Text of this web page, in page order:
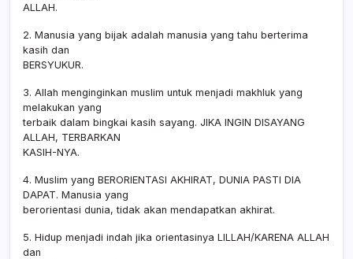
ALLAH.
2. Manusia yang bijak adalah manusia yang tahu berterima
kasih dan
BERSYUKUR.
3. Allah menginginkan muslim untuk menjadi makhluk yang
melakukan yang
terbaik dalam bingkai kasih sayang. JIKA INGIN DISAYANG
ALLAH, TERBARKAN
KASIH-NYA.
4. Muslim yang BERORIENTASI AKHIRAT, DUNIA PASTI DIA
DAPAT. Manusia yang
berorientasi dunia, tidak akan mendapatkan akhirat.
5. Hidup menjadi indah jika orientasinya LILLAH/KARENA ALLAH
dan